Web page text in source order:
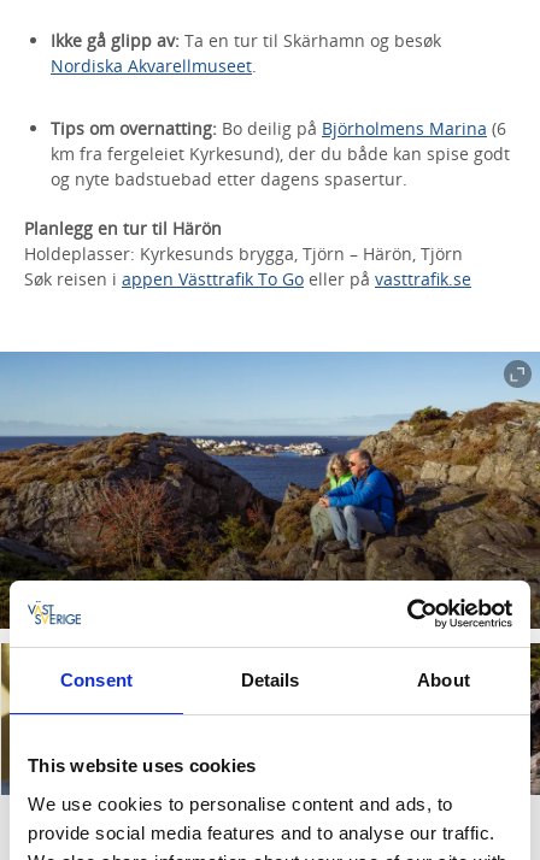
Consent Details About
This website uses cookies
We use cookies to personalise content and ads, to
provide social media features and to analyse our traffic.
Ikke gå glipp av: Ta en tur til Skärhamn og besøk
Nordiska Akvarellmuseet.
Tips om overnatting: Bo deilig på Björholmens Marina (6
km fra fergeleiet Kyrkesund), der du både kan spise godt
og nyte badstuebad etter dagens spasertur.
Planlegg en tur til Härön
Holdeplasser: Kyrkesunds brygga, Tjörn – Härön, Tjörn
Søk reisen i appen Västtrafik To Go eller på vasttrafik.se
Utsikt fra Dyrön